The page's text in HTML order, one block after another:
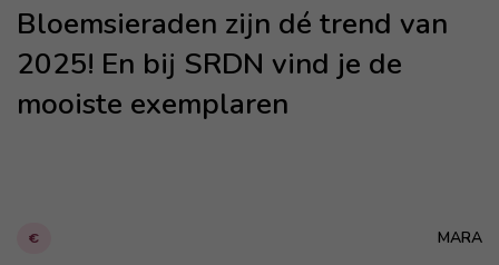
Bloemsieraden zijn dé trend van
2025! En bij SRDN vind je de
mooiste exemplaren
€ MARA